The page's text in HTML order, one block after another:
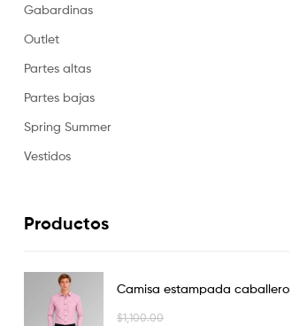
Gabardinas
Outlet
Partes altas
Partes bajas
Spring Summer
Vestidos
Productos
Camisa estampada caballero
$1,100.00